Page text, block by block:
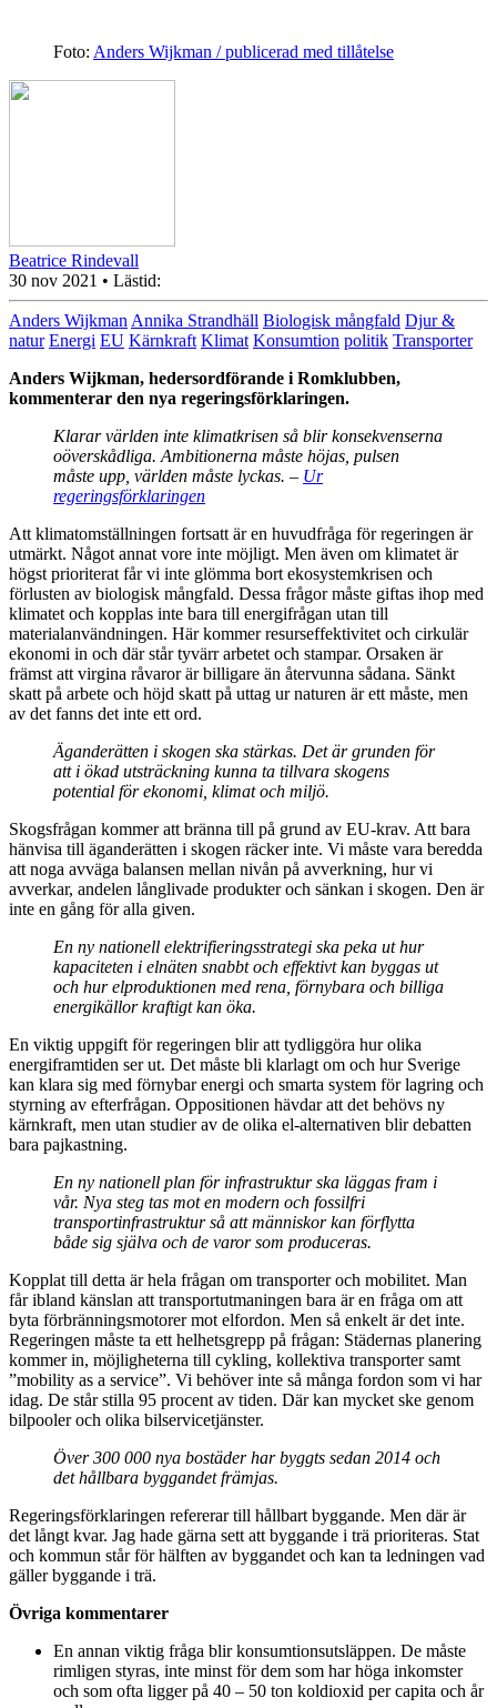
Foto: Anders Wijkman / publicerad med tillåtelse
Beatrice Rindevall
30 nov 2021 • Lästid:
Anders Wijkman Annika Strandhäll Biologisk mångfald Djur &
natur Energi EU Kärnkraft Klimat Konsumtion politik Transporter
Anders Wijkman, hedersordförande i Romklubben,
kommenterar den nya regeringsförklaringen.
Klarar världen inte klimatkrisen så blir konsekvenserna
oöverskådliga. Ambitionerna måste höjas, pulsen
måste upp, världen måste lyckas. – Ur
regeringsförklaringen
Att klimatomställningen fortsatt är en huvudfråga för regeringen är
utmärkt. Något annat vore inte möjligt. Men även om klimatet är
högst prioriterat får vi inte glömma bort ekosystemkrisen och
förlusten av biologisk mångfald. Dessa frågor måste giftas ihop med
klimatet och kopplas inte bara till energifrågan utan till
materialanvändningen. Här kommer resurseffektivitet och cirkulär
ekonomi in och där står tyvärr arbetet och stampar. Orsaken är
främst att virgina råvaror är billigare än återvunna sådana. Sänkt
skatt på arbete och höjd skatt på uttag ur naturen är ett måste, men
av det fanns det inte ett ord.
Äganderätten i skogen ska stärkas. Det är grunden för
att i ökad utsträckning kunna ta tillvara skogens
potential för ekonomi, klimat och miljö.
Skogsfrågan kommer att bränna till på grund av EU-krav. Att bara
hänvisa till äganderätten i skogen räcker inte. Vi måste vara beredda
att noga avväga balansen mellan nivån på avverkning, hur vi
avverkar, andelen långlivade produkter och sänkan i skogen. Den är
inte en gång för alla given.
En ny nationell elektrifieringsstrategi ska peka ut hur
kapaciteten i elnäten snabbt och effektivt kan byggas ut
och hur elproduktionen med rena, förnybara och billiga
energikällor kraftigt kan öka.
En viktig uppgift för regeringen blir att tydliggöra hur olika
energiframtiden ser ut. Det måste bli klarlagt om och hur Sverige
kan klara sig med förnybar energi och smarta system för lagring och
styrning av efterfrågan. Oppositionen hävdar att det behövs ny
kärnkraft, men utan studier av de olika el-alternativen blir debatten
bara pajkastning.
En ny nationell plan för infrastruktur ska läggas fram i
vår. Nya steg tas mot en modern och fossilfri
transportinfrastruktur så att människor kan förflytta
både sig själva och de varor som produceras.
Kopplat till detta är hela frågan om transporter och mobilitet. Man
får ibland känslan att transportutmaningen bara är en fråga om att
byta förbränningsmotorer mot elfordon. Men så enkelt är det inte.
Regeringen måste ta ett helhetsgrepp på frågan: Städernas planering
kommer in, möjligheterna till cykling, kollektiva transporter samt
”mobility as a service”. Vi behöver inte så många fordon som vi har
idag. De står stilla 95 procent av tiden. Där kan mycket ske genom
bilpooler och olika bilservicetjänster.
Över 300 000 nya bostäder har byggts sedan 2014 och
det hållbara byggandet främjas.
Regeringsförklaringen refererar till hållbart byggande. Men där är
det långt kvar. Jag hade gärna sett att byggande i trä prioriteras. Stat
och kommun står för hälften av byggandet och kan ta ledningen vad
gäller byggande i trä.
Övriga kommentarer
En annan viktig fråga blir konsumtionsutsläppen. De måste
rimligen styras, inte minst för dem som har höga inkomster
och som ofta ligger på 40 – 50 ton koldioxid per capita och år